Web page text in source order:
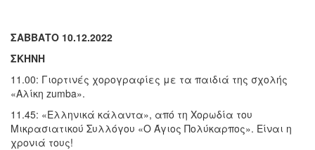
ΣΑΒΒΑΤΟ 10.12.2022
ΣΚΗΝΗ
11.00: Γιορτινές χορογραφίες με τα παιδιά της σχολής
«Αλίκη zumba».
11.45: «Ελληνικά κάλαντα», από τη Χορωδία του
Μικρασιατικού Συλλόγου «Ο Άγιος Πολύκαρπος». Είναι η
χρονιά τους!